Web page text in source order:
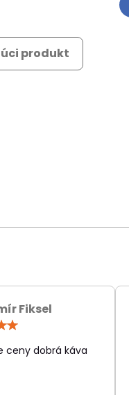
produkt
Fiksel
/
5
ceny dobrá káva